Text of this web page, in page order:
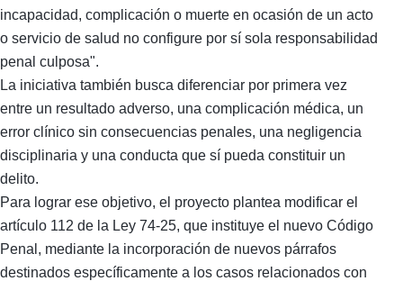
incapacidad, complicación o muerte en ocasión de un acto
o servicio de salud no configure por sí sola responsabilidad
penal culposa".
La iniciativa también busca diferenciar por primera vez
entre un resultado adverso, una complicación médica, un
error clínico sin consecuencias penales, una negligencia
disciplinaria y una conducta que sí pueda constituir un
delito.
Para lograr ese objetivo, el proyecto plantea modificar el
artículo 112 de la Ley 74-25, que instituye el nuevo Código
Penal, mediante la incorporación de nuevos párrafos
destinados específicamente a los casos relacionados con